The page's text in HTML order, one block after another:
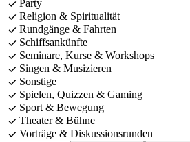
Party
Religion & Spiritualität
Rundgänge & Fahrten
Schiffsankünfte
Seminare, Kurse & Workshops
Singen & Musizieren
Sonstige
Spielen, Quizzen & Gaming
Sport & Bewegung
Theater & Bühne
Vorträge & Diskussionsrunden